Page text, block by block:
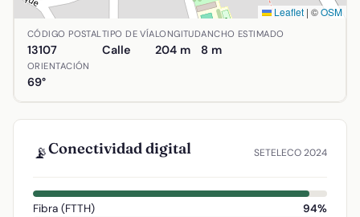
Leaflet | ©OSM
Ubicación de Ronda de Santa Escolástica en Alcolea de
CÓDIGO POSTAL
13107
TIPO DE VÍA
Calle
LONGITUD
204 m
ANCHO ESTIMADO
8 m
ORIENTACIÓN
69°
📡Conectividad digital SETELECO 2024
Fibra (FTTH)
94%